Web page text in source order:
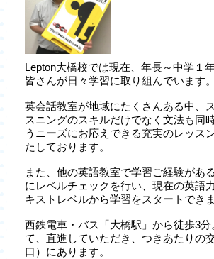
Lepton大橋校では現在、年長～中学１
皆さんが日々学習に取り組んでいます。
英会話教室が地域にたくさんある中、
スニングのスキルだけでなく文法も同
うニーズにお応えできる充実のレッス
たしております。
また、他の英語教室で学習ご経験があ
にレベルチェックを行い、現在の英語
キストレベルから学習をスタートできま
西鉄電車・バス「大橋駅」から徒歩3分
て、直進していただき、つきあたりの
口）にあります。